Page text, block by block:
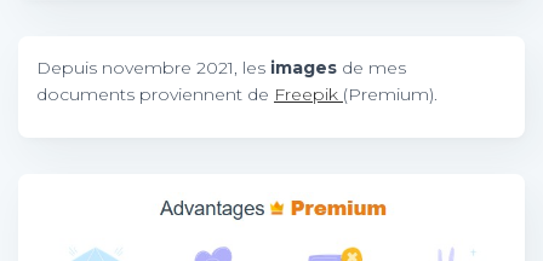
Depuis novembre 2021, les images de mes
documents proviennent de Freepik (Premium).